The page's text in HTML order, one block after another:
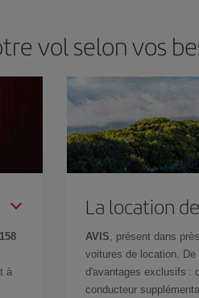
vol selon vos
158
à
La location
AVIS , présent dans
voitures de location.
d'avantages exclusifs :
conducteur